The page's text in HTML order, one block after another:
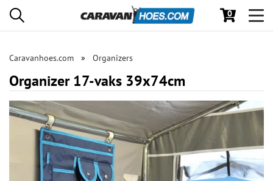
0
Caravanhoes.com Organizers
Organizer 17-vaks 39x74cm